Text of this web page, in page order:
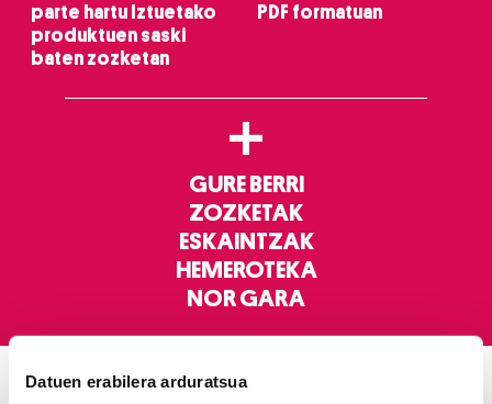
Datuen erabilera arduratsua
parte hartu Iztuetako
produktuen saski
baten zozketan
PDF formatuan
+
GURE BERRI
ZOZKETAK
ESKAINTZAK
HEMEROTEKA
NOR GARA